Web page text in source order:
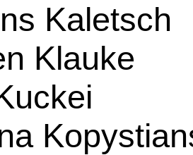
Kaletsch
Klauke